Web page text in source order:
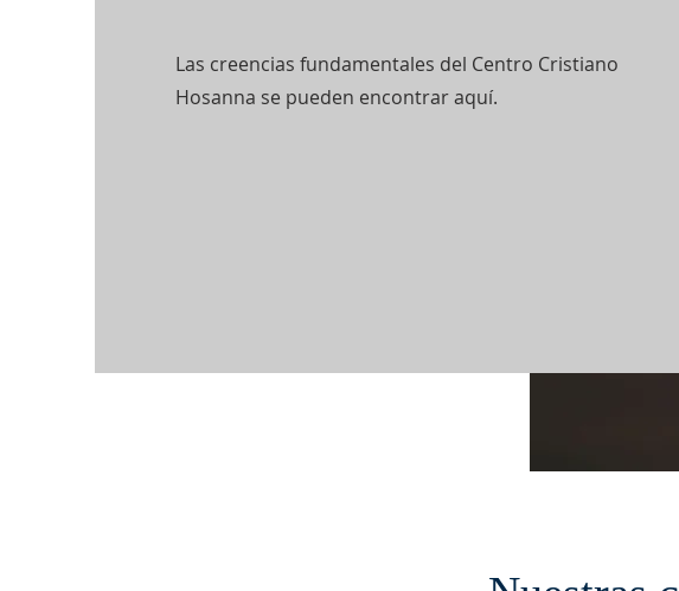
Las creencias fundamentales del Centro Cristiano
Hosanna se pueden encontrar aquí.